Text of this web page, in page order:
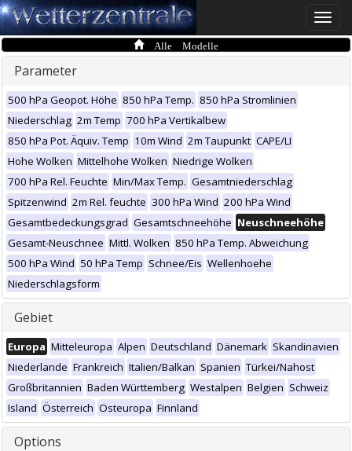
Toggle
Alle Modelle
Parameter
500 hPa Geopot. Höhe 850 hPa Temp. 850 hPa Stromlinien
Niederschlag 2m Temp 700 hPa Vertikalbew
850 hPa Pot. Äquiv. Temp 10m Wind 2m Taupunkt CAPE/LI
Hohe Wolken Mittelhohe Wolken Niedrige Wolken
700 hPa Rel. Feuchte Min/Max Temp. Gesamtniederschlag
Spitzenwind 2m Rel. feuchte 300 hPa Wind 200 hPa Wind
Gesamtbedeckungsgrad Gesamtschneehöhe Neuschneehöhe
Gesamt-Neuschnee Mittl. Wolken 850 hPa Temp. Abweichung
500 hPa Wind 50 hPa Temp Schnee/Eis Wellenhoehe
Niederschlagsform
Gebiet
Europa Mitteleuropa Alpen Deutschland Dänemark Skandinavien
Niederlande Frankreich Italien/Balkan Spanien Türkei/Nahost
Großbritannien Baden Württemberg Westalpen Belgien Schweiz
Island Österreich Osteuropa Finnland
Options